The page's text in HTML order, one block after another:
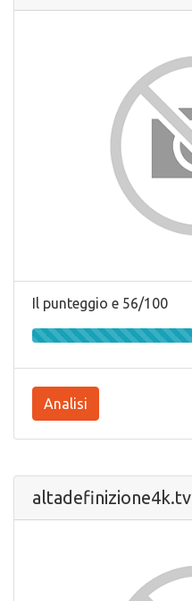
Il punteggio e 56/100
Analisi
altadefinizione4k.tv